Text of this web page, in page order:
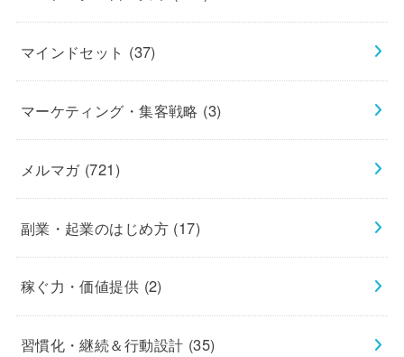
マインドセット (37)
マーケティング・集客戦略 (3)
メルマガ (721)
副業・起業のはじめ方 (17)
稼ぐ力・価値提供 (2)
習慣化・継続＆行動設計 (35)